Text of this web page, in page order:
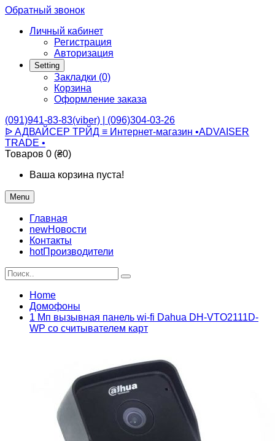
Обратный звонок
Личный кабинет
Регистрация
Авторизация
Setting
Закладки (0)
Корзина
Оформление заказа
(091)941-83-83(viber) | (096)304-03-26
ᐉ АДВАЙСЕР ТРЙД ≡ Интернет-магазин •ADVAISER
TRADE •
Товаров 0 (₴0)
Ваша корзина пуста!
Menu
Главная
newНовости
Контакты
hotПроизводители
Home
Домофоны
1 Мп вызывная панель wi-fi Dahua DH-VTO2111D-
WP со считывателем карт